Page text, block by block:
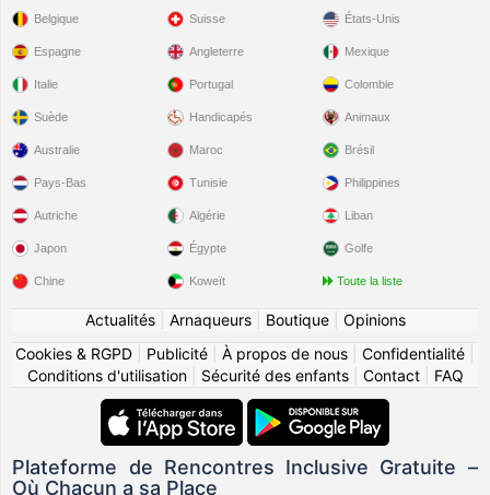
Belgique
Espagne
Italie
Suède
Suisse
Angleterre
Portugal
Handicapés
États-Unis
Mexique
Colombie
Animaux
Australie
Pays-Bas
Autriche
Japon
Chine
Maroc
Tunisie
Algérie
Égypte
Koweït
Brésil
Philippines
Liban
Golfe
Toute la liste
Actualités| Arnaqueurs| Boutique| Opinions
Cookies & RGPD
Publicité À propos de nous Confidentialité
Conditions d'utilisation| Sécurité des enfants| Contact| FAQ
Plateforme de Rencontres Inclusive Gratuite –
Où Chacun a sa Place